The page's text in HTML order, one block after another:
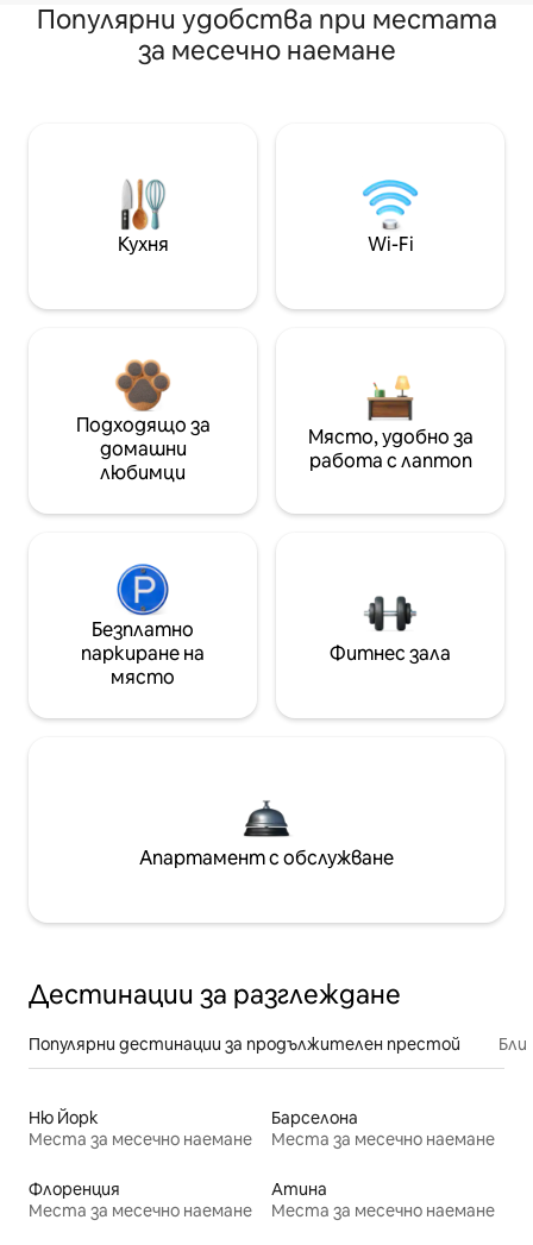
Популярни удобства при местата
за месечно наемане
Кухня Wi-Fi
Подходящо за
домашни
любимци
Място, удобно за
работа с лаптоп
Безплатно
паркиране на
място
Фитнес зала
Апартамент с обслужване
Дестинации за разглеждане
Популярни дестинации за продължителен престой
Ню Йорк
Места за месечно наемане
Барселона
Места за месечно наемане
Флоренция
Места за месечно наемане
Атина
Места за месечно наемане